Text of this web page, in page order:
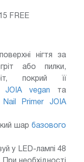
FREE
нігтя за
або пилки,
покрий її
JOIA vegan та
Nail Primer JOIA
шар базового
у LED-лампі 48